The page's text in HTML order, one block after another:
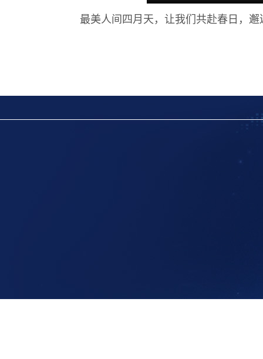
最美人间四月天，让我们共赴春日，邂